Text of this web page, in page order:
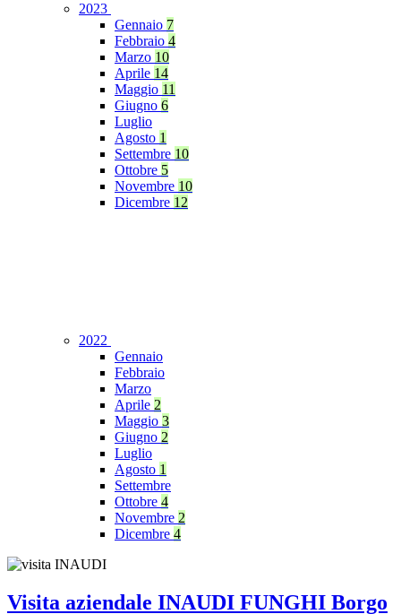
2023
Gennaio 7
Febbraio 4
Marzo 10
Aprile 14
Maggio 11
Giugno 6
Luglio
Agosto 1
Settembre 10
Ottobre 5
Novembre 10
Dicembre 12
2022
Gennaio
Febbraio
Marzo
Aprile 2
Maggio 3
Giugno 2
Luglio
Agosto 1
Settembre
Ottobre 4
Novembre 2
Dicembre 4
Visita aziendale INAUDI FUNGHI Borgo